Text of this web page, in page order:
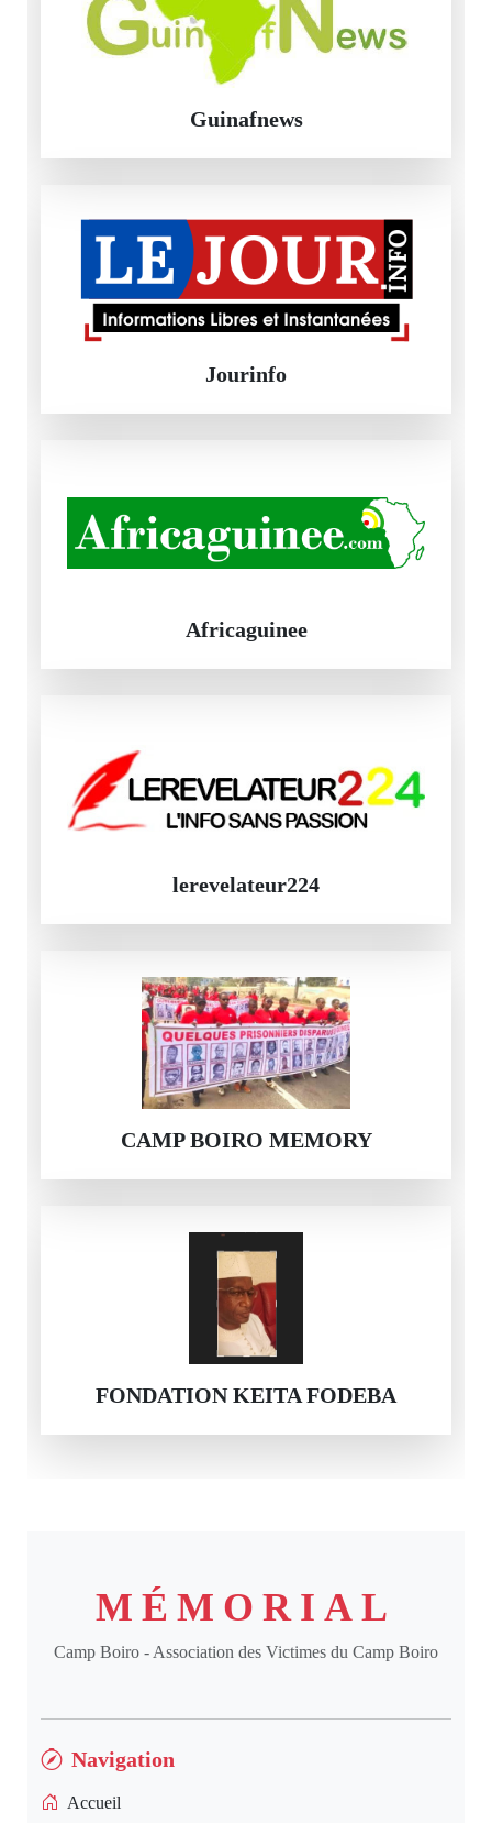
Guinafnews
Jourinfo
Africaguinee
lerevelateur224
CAMP BOIRO MEMORY
FONDATION KEITA FODEBA
MÉMORIAL
Camp Boiro - Association des Victimes du Camp Boiro
Navigation
Accueil